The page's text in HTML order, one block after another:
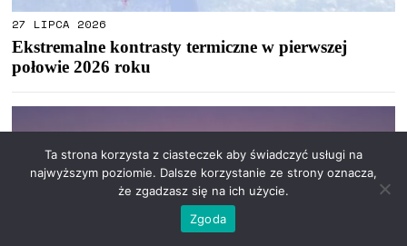
27 LIPCA 2026
Ekstremalne kontrasty termiczne w pierwszej
połowie 2026 roku
Ta strona korzysta z ciasteczek aby świadczyć usługi na
najwyższym poziomie. Dalsze korzystanie ze strony oznacza,
że zgadzasz się na ich użycie.
Zgoda